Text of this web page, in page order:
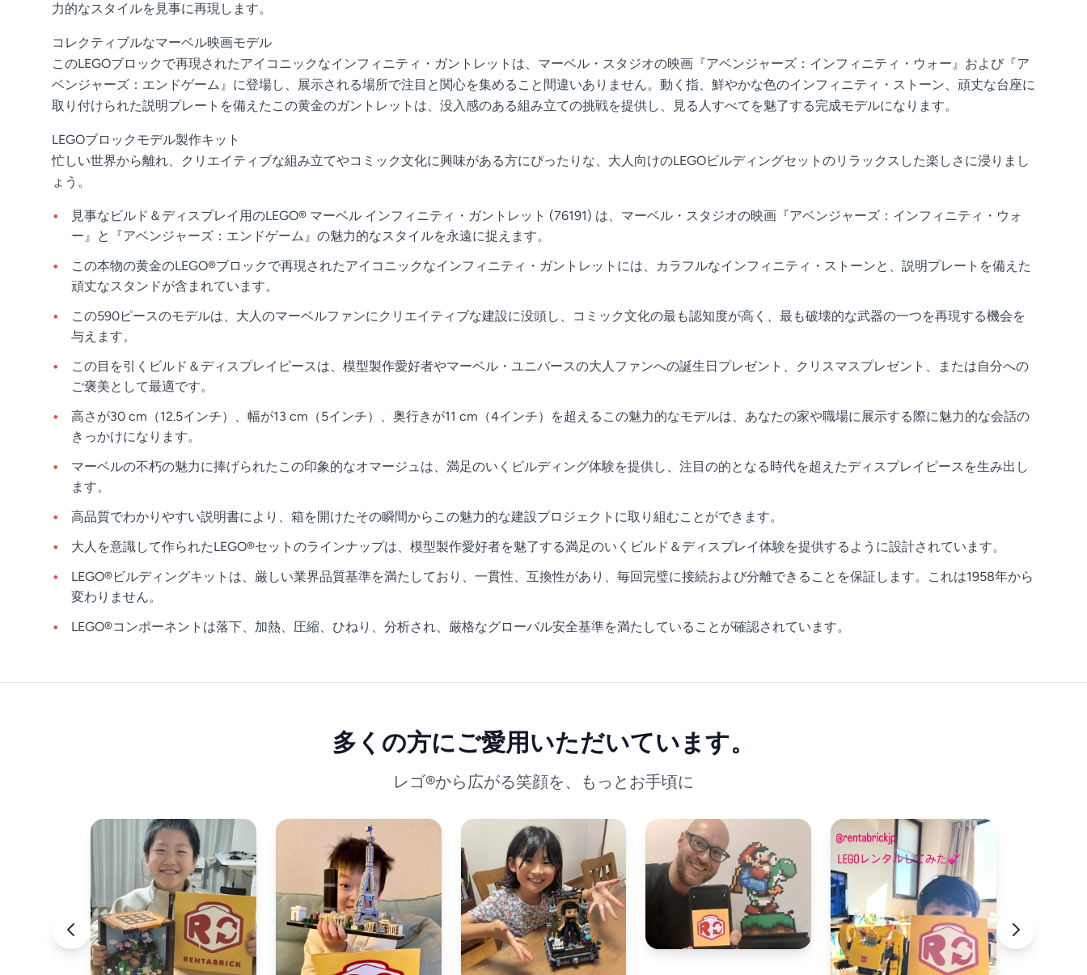
力的なスタイルを見事に再現します。
コレクティブルなマーベル映画モデル
このLEGOブロックで再現されたアイコニックなインフィニティ・ガントレットは、マーベル・スタジオの映画『アベンジャーズ：インフィニティ・ウォー』および『ア
ベンジャーズ：エンドゲーム』に登場し、展示される場所で注目と関心を集めること間違いありません。動く指、鮮やかな色のインフィニティ・ストーン、頑丈な台座に
取り付けられた説明プレートを備えたこの黄金のガントレットは、没入感のある組み立ての挑戦を提供し、見る人すべてを魅了する完成モデルになります。
LEGOブロックモデル製作キット
忙しい世界から離れ、クリエイティブな組み立てやコミック文化に興味がある方にぴったりな、大人向けのLEGOビルディングセットのリラックスした楽しさに浸りまし
ょう。
見事なビルド＆ディスプレイ用のLEGO® マーベル インフィニティ・ガントレット (76191) は、マーベル・スタジオの映画『アベンジャーズ：インフィニティ・ウォ
ー』と『アベンジャーズ：エンドゲーム』の魅力的なスタイルを永遠に捉えます。
この本物の黄金のLEGO®ブロックで再現されたアイコニックなインフィニティ・ガントレットには、カラフルなインフィニティ・ストーンと、説明プレートを備えた
頑丈なスタンドが含まれています。
この590ピースのモデルは、大人のマーベルファンにクリエイティブな建設に没頭し、コミック文化の最も認知度が高く、最も破壊的な武器の一つを再現する機会を
与えます。
この目を引くビルド＆ディスプレイピースは、模型製作愛好者やマーベル・ユニバースの大人ファンへの誕生日プレゼント、クリスマスプレゼント、または自分への
ご褒美として最適です。
高さが30 cm（12.5インチ）、幅が13 cm（5インチ）、奥行きが11 cm（4インチ）を超えるこの魅力的なモデルは、あなたの家や職場に展示する際に魅力的な会話の
きっかけになります。
マーベルの不朽の魅力に捧げられたこの印象的なオマージュは、満足のいくビルディング体験を提供し、注目の的となる時代を超えたディスプレイピースを生み出し
ます。
高品質でわかりやすい説明書により、箱を開けたその瞬間からこの魅力的な建設プロジェクトに取り組むことができます。
大人を意識して作られたLEGO®セットのラインナップは、模型製作愛好者を魅了する満足のいくビルド＆ディスプレイ体験を提供するように設計されています。
LEGO®ビルディングキットは、厳しい業界品質基準を満たしており、一貫性、互換性があり、毎回完璧に接続および分離できることを保証します。これは1958年から
変わりません。
LEGO®コンポーネントは落下、加熱、圧縮、ひねり、分析され、厳格なグローバル安全基準を満たしていることが確認されています。
多くの方にご愛用いただいています。
レゴ®から広がる笑顔を、もっとお手頃に